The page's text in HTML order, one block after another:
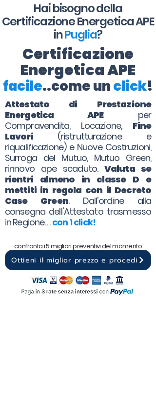
Hai bisogno della
Certificazione Energetica APE
inPuglia?
Certificazione
Energetica APE
facile..come unclick!
Attestato di Prestazione
Energetica APEper
Compravendita, Locazione, Fine
Lavori(ristrutturazione e
riqualificazione) e Nuove Costruzioni,
Surroga del Mutuo, Mutuo Green,
rinnovo ape scaduto.Valuta se
rientri almeno in classe D e
mettiti in regola con il Decreto
Case Green. Dall'ordine alla
consegna dell'Attestato trasmesso
in Regione. . .con 1 click!
confronta i 5 migliori preventivi del momento
Ottieni il miglior prezzo e procedi